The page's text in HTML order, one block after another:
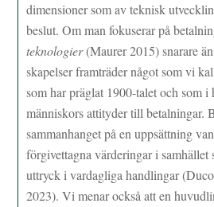
dimensioner som av teknisk
beslut. Om man fokuserar på
teknologier(Maurer 2015) snarare
skapelser framträder något som vi
som har präglat 1900-talet och som i
människors attityder till betalningar.
sammanhanget på en uppsättning
förgivettagna värderingar i
uttryck i vardagliga handlingar
2023). Vi menar också att en